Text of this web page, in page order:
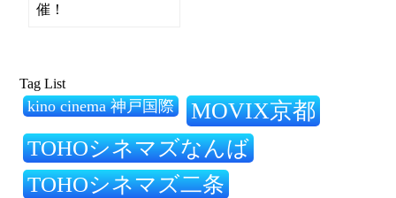
催！
Tag List
kino cinema 神戸国際 MOVIX京都
TOHOシネマズなんば
TOHOシネマズ二条